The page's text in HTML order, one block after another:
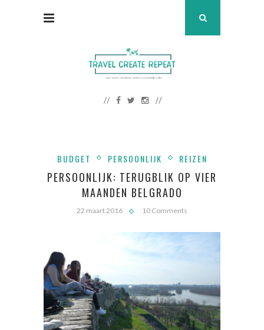
BUDGET PERSOONLIJK REIZEN
PERSOONLIJK: TERUGBLIK OP VIER
MAANDEN BELGRADO
22 maart 2016 10 Comments